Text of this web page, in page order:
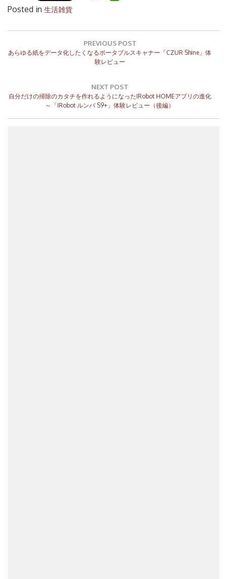
Posted in 生活雑貨
ナ
シ
ョ
PREVIOUS POST
Previous
あらゆる紙をデータ化したくなるポータブルスキャナー「CZUR Shine」体
験レビュー
NEXT POST
Next
自分だけの掃除のカタチを作れるようになったiRobot HOMEアプリの進化
～「iRobot ルンバ S9+」体験レビュー（後編）